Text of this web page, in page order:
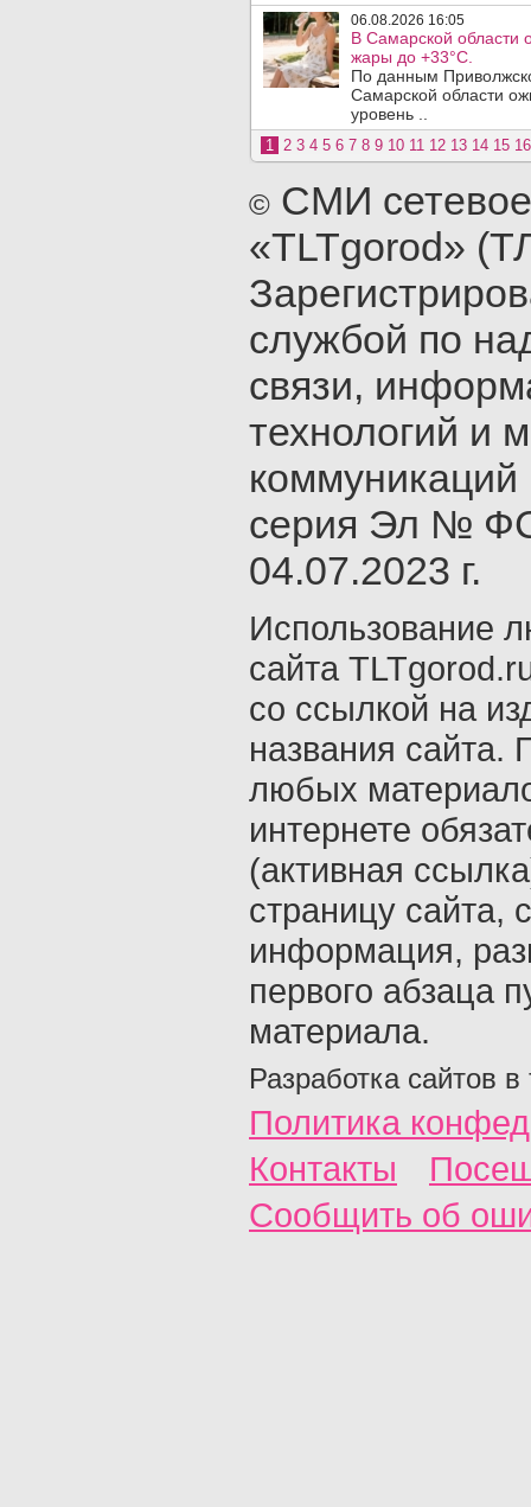
06.08.2026 16:05
В Самарской области
жары до +33°C.
По данным
Самарской области
уровень ..
1 2 3 4 5 6 7 8 9 10 11 12 13 14 15 16
© СМИ
«TLTgorod»
службой по
связи,
технологий и
серия Эл №
04.07.2023 г.
Использование
сайта
со ссылкой на
названия сайта.
любых
интернете
(активная
страницу сайта,
информация,
первого абзаца
материала.
Разработка сайтов в
Политика
Контакты
Сообщить об